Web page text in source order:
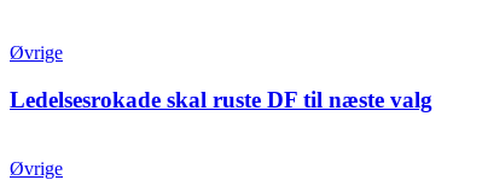
Øvrige
Ledelsesrokade skal ruste DF til næste valg
Øvrige